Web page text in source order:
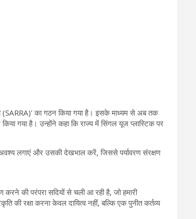
(SARRA)’ का गठन किया गया है। इसके माध्यम से अब तक
गया है। उन्होंने कहा कि राज्य में सिंगल यूज प्लास्टिक पर
लगाएं और उसकी देखभाल करें, जिससे पर्यावरण संरक्षण
की परंपरा सदियों से चली आ रही है, जो हमारी
की रक्षा करना केवल दायित्व नहीं, बल्कि एक पुनीत कर्तव्य